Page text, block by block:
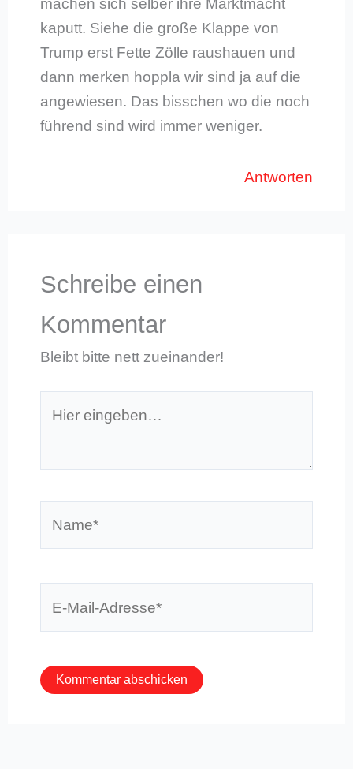
machen sich selber ihre Marktmacht
kaputt. Siehe die große Klappe von
Trump erst Fette Zölle raushauen und
dann merken hoppla wir sind ja auf die
angewiesen. Das bisschen wo die noch
führend sind wird immer weniger.
Antworten
Schreibe einen
Kommentar
Bleibt bitte nett zueinander!
eingeben…